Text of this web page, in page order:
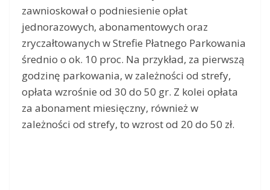
zawnioskował o podniesienie opłat
jednorazowych, abonamentowych oraz
zryczałtowanych w Strefie Płatnego Parkowania
średnio o ok. 10 proc. Na przykład, za pierwszą
godzinę parkowania, w zależności od strefy,
opłata wzrośnie od 30 do 50 gr. Z kolei opłata
za abonament miesięczny, również w
zależności od strefy, to wzrost od 20 do 50 zł.